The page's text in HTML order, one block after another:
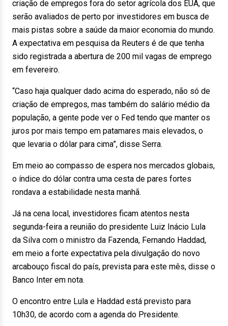
criação de empregos fora do setor agrícola dos EUA, que
serão avaliados de perto por investidores em busca de
mais pistas sobre a saúde da maior economia do mundo.
A expectativa em pesquisa da Reuters é de que tenha
sido registrada a abertura de 200 mil vagas de emprego
em fevereiro.
“Caso haja qualquer dado acima do esperado, não só de
criação de empregos, mas também do salário médio da
população, a gente pode ver o Fed tendo que manter os
juros por mais tempo em patamares mais elevados, o
que levaria o dólar para cima”, disse Serra.
Em meio ao compasso de espera nos mercados globais,
o índice do dólar contra uma cesta de pares fortes
rondava a estabilidade nesta manhã.
Já na cena local, investidores ficam atentos nesta
segunda-feira a reunião do presidente Luiz Inácio Lula
da Silva com o ministro da Fazenda, Fernando Haddad,
em meio a forte expectativa pela divulgação do novo
arcabouço fiscal do país, prevista para este mês, disse o
Banco Inter em nota.
O encontro entre Lula e Haddad está previsto para
10h30, de acordo com a agenda do Presidente.